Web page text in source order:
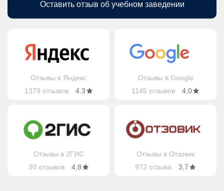
Оставить отзыв об учебном заведении
Отзывы в Яндекс
1379 отзывов
4.3
Отзывы в Google
1145 отзывов
4,0
Отзывы в 2ГИС
30 отзывов
4,8
Отзывы в Отзовик
972 отзыва
3,7